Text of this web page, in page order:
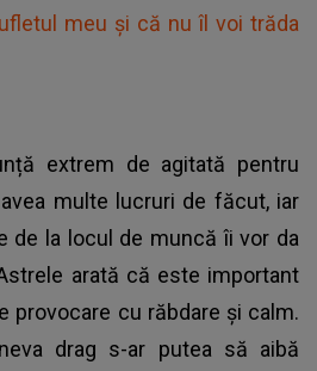
meu și că nu îl voi trăda
extrem de agitată pentru
multe lucruri de făcut, iar
de la locul de muncă îi vor da
arată că este important
provocare cu răbdare și calm.
drag s-ar putea să aibă